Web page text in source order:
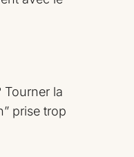
Tourner la
prise trop